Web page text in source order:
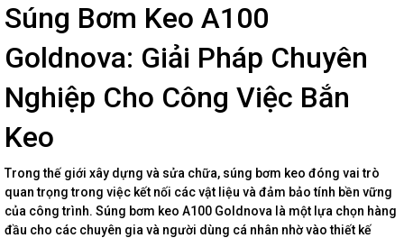
Súng Bơm Keo A100
Goldnova: Giải Pháp Chuyên
Nghiệp Cho Công Việc Bắn
Keo
Trong thế giới xây dựng và sửa chữa, súng bơm keo đóng vai trò
quan trọng trong việc kết nối các vật liệu và đảm bảo tính bền vững
của công trình. Súng bơm keo A100 Goldnova là một lựa chọn hàng
đầu cho các chuyên gia và người dùng cá nhân nhờ vào thiết kế